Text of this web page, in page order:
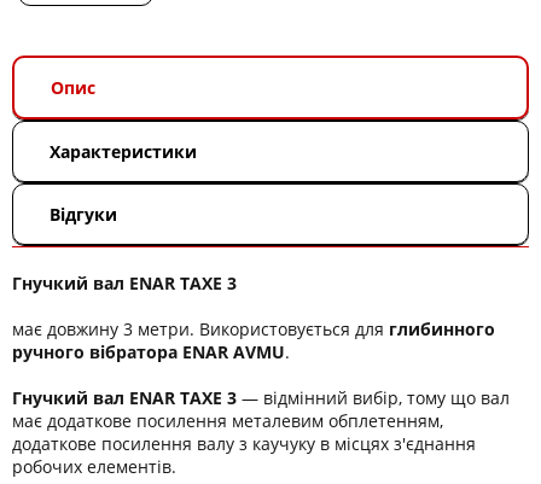
Опис
Характеристики
Відгуки
Гнучкий вал ENAR TAXE 3
має довжину 3 метри. Використовується для глибинного
ручного вібратора ENAR AVMU.
Гнучкий вал ENAR TAXE 3 ― відмінний вибір, тому що вал
має додаткове посилення металевим обплетенням,
додаткове посилення валу з каучуку в місцях з'єднання
робочих елементів.